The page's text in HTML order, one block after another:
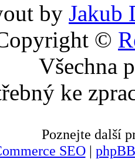
by Jakub
©
Všechna
ke
Poznejte další
SEO|